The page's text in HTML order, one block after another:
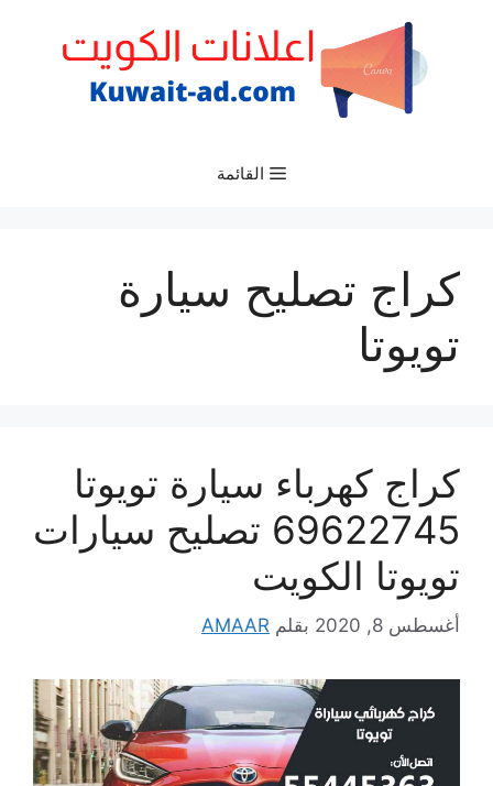
القائمة
كراج تصليح سيارة
تويوتا
كراج كهرباء سيارة تويوتا
69622745 تصليح سيارات
تويوتا الكويت
أغسطس 8, 2020 بقلم AMAAR